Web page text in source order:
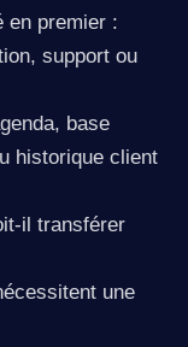
en premier :
support ou
base
historique client
il transférer
une